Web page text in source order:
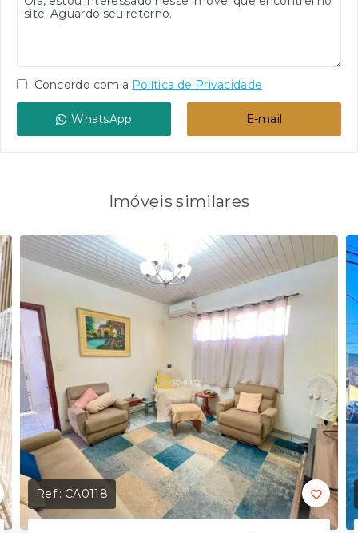
Concordo com a Política de Privacidade
WhatsApp E-mail
Imóveis similares
Ref.: CA0118